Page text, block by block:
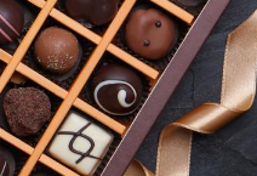
Comment
pendant les